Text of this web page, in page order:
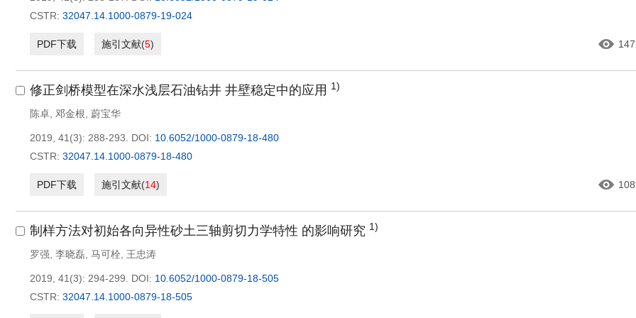
CSTR: 32047.14.1000-0879-19-024
PDF下载 施引文献(5)
修正剑桥模型在深水浅层石油钻井 井壁稳定中的应用 1)
陈卓 邓金根 蔚宝华
2019, 41(3): 288-293. DOI: 10.6052/1000-0879-18-480
CSTR: 32047.14.1000-0879-18-480
PDF下载 施引文献(14)
制样方法对初始各向异性砂土三轴剪切力学特性 的影响研究 1)
罗强 李晓磊 马可栓 王忠涛
2019, 41(3): 294-299. DOI: 10.6052/1000-0879-18-505
CSTR: 32047.14.1000-0879-18-505